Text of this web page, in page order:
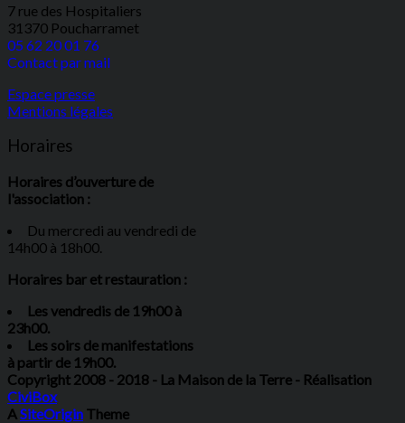
7 rue des Hospitaliers
31370 Poucharramet
05 62 20 01 76
Contact par mail
Espace presse
Mentions légales
Horaires
Horaires d’ouverture de
l'association :
Du mercredi au vendredi de
14h00 à 18h00.
Horaires bar et restauration :
Les vendredis de 19h00 à
23h00.
Les soirs de manifestations
à partir de 19h00.
Copyright 2008 - 2018 - La Maison de la Terre - Réalisation
CiviBox
ASiteOrigin Theme